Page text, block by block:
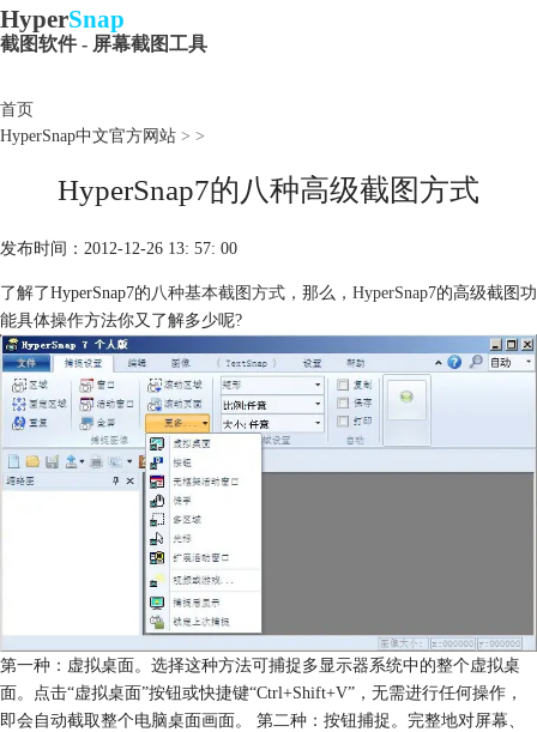
HyperSnap
截图软件 - 屏幕截图工具
首页
HyperSnap中文官方网站 > >
HyperSnap7的八种高级截图方式
发布时间：2012-12-26 13: 57: 00
了解了HyperSnap7的八种基本截图方式 ，那么， HyperSnap7的高级截图功
能具体操作方法你又了解多少呢?
第一种：虚拟桌面。选择这种方法可捕捉多显示器系统中的整个虚拟桌
面。点击“虚拟桌面”按钮或快捷键“Ctrl+Shift+V”，无需进行任何操作，
即会自动截取整个电脑桌面画面。 第二种：按钮捕捉。完整地对屏幕、